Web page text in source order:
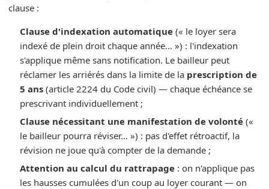
clause :
Clause d'indexation automatique(« le loyer sera
indexé de plein droit chaque année… ») : l'indexation
s'applique même sans notification. Le bailleur peut
réclamer les arriérés dans la limite de la prescription de
5 ans(article 2224 du Code civil) — chaque échéance se
prescrivant individuellement ;
Clause nécessitant une manifestation de volonté(«
le bailleur pourra réviser… ») : pas d'effet rétroactif, la
révision ne joue qu'à compter de la demande ;
Attention au calcul du rattrapage: on n'applique pas
les hausses cumulées d'un coup au loyer courant — on